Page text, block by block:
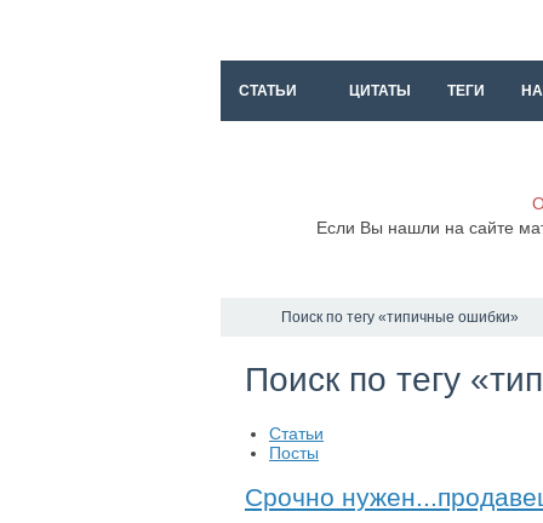
СТАТЬИ ЦИТАТЫ ТЕГИ
Если Вы нашли на сайте
Поиск по тегу «типичные ошибки»
Поиск по тегу
Статьи
Посты
Срочно